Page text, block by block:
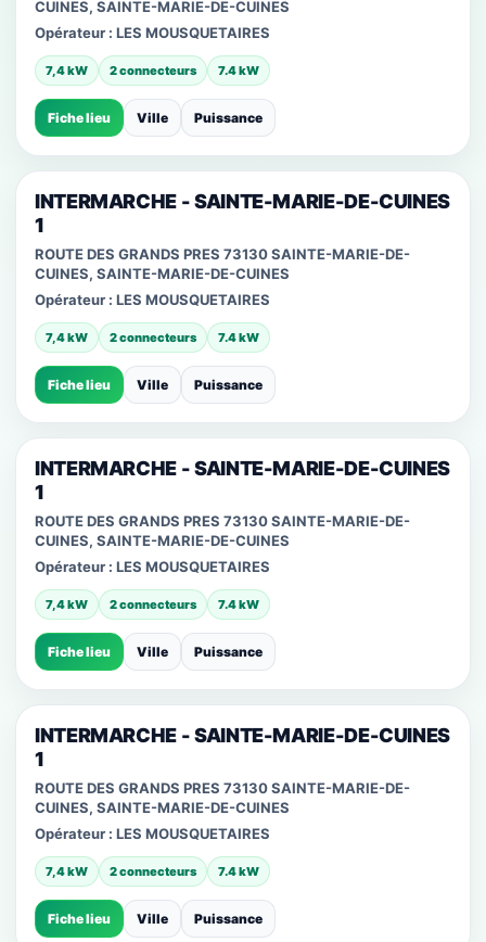
CUINES, SAINTE-MARIE-DE-CUINES
Opérateur : LES MOUSQUETAIRES
7,4 kW 2 connecteurs 7.4 kW
Fiche lieu Ville Puissance
INTERMARCHE - SAINTE-MARIE-DE-CUINES
1
ROUTE DES GRANDS PRES 73130 SAINTE-MARIE-DE-
CUINES, SAINTE-MARIE-DE-CUINES
Opérateur : LES MOUSQUETAIRES
7,4 kW 2 connecteurs 7.4 kW
Fiche lieu Ville Puissance
INTERMARCHE - SAINTE-MARIE-DE-CUINES
1
ROUTE DES GRANDS PRES 73130 SAINTE-MARIE-DE-
CUINES, SAINTE-MARIE-DE-CUINES
Opérateur : LES MOUSQUETAIRES
7,4 kW 2 connecteurs 7.4 kW
Fiche lieu Ville Puissance
INTERMARCHE - SAINTE-MARIE-DE-CUINES
1
ROUTE DES GRANDS PRES 73130 SAINTE-MARIE-DE-
CUINES, SAINTE-MARIE-DE-CUINES
Opérateur : LES MOUSQUETAIRES
7,4 kW 2 connecteurs 7.4 kW
Fiche lieu Ville Puissance